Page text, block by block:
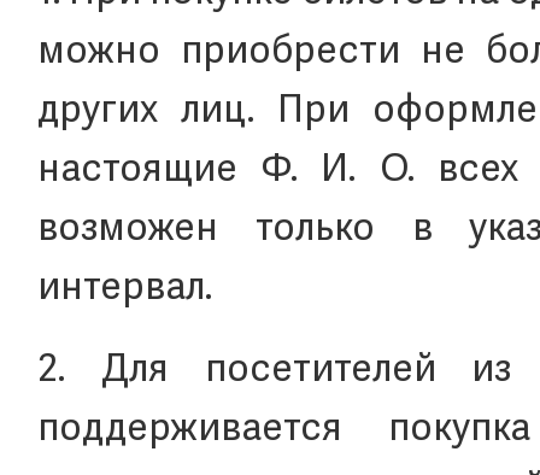
можно приобрести не
других лиц. При
настоящие Ф. И. О. всех
возможен только в
интервал.
2. Для посетителей из
поддерживается